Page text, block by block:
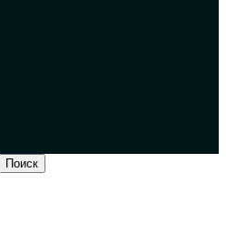
Поиск